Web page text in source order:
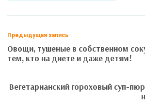
Предыдущая запись
Овощи, тушеные в собственном
тем, кто на диете и даже детям!
Вегетарианский гороховый суп-